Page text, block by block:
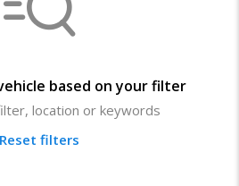
based on your filter
location or keywords
Reset filters